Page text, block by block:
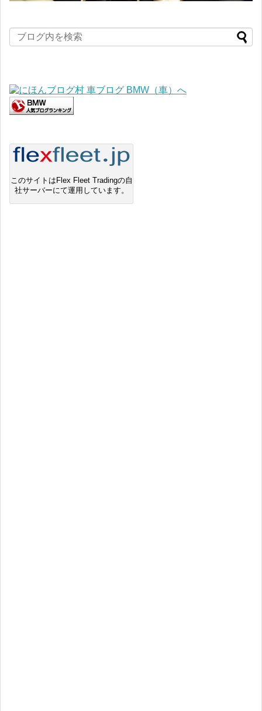
このサイトはFlex Fleet Tradingの自
社サーバーにて運用しています。